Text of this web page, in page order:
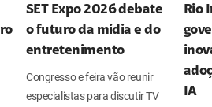
SET Expo 2026 debate
o futuro da mídia e do
entretenimento
Congresso e feira vão reunir
especialistas para discutir TV
Rio
IA